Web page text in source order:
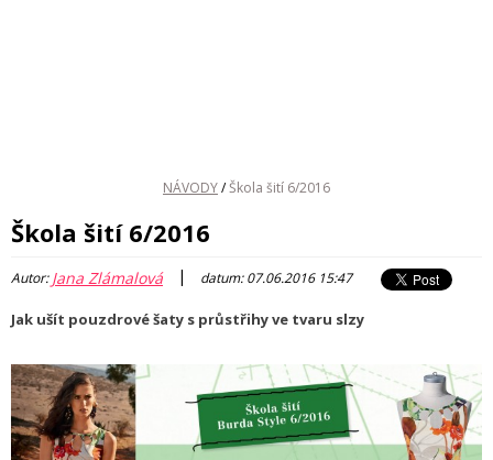
NÁVODY/Škola šití 6/2016
Škola šití 6/2016
Autor:Jana Zlámalová | datum: 07.06.2016 15:47
Jak ušít pouzdrové šaty s průstřihy ve tvaru slzy